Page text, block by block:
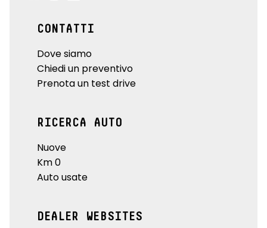
CONTATTI
Dove siamo
Chiedi un preventivo
Prenota un test drive
RICERCA AUTO
Nuove
Km 0
Auto usate
DEALER WEBSITES